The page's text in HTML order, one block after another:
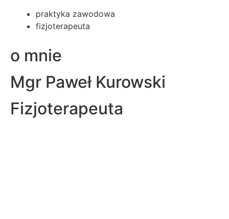
praktyka zawodowa
fizjoterapeuta
o mnie
Mgr Paweł Kurowski
Fizjoterapeuta